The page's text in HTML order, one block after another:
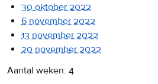
30 oktober 2022
6 november 2022
13 november 2022
20 november 2022
Aantal weken: 4